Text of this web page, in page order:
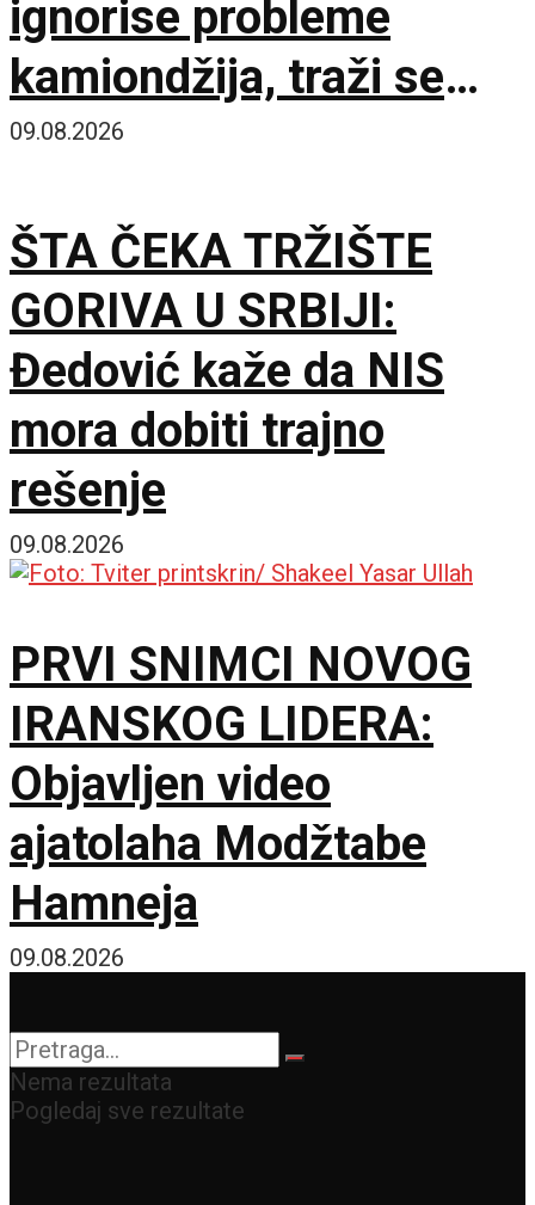
ignorise probleme
kamiondžija, traži se
hitan sastanak sa
09.08.2026
ŠTA ČEKA TRŽIŠTE
GORIVA U SRBIJI:
Đedović kaže da NIS
mora dobiti trajno
rešenje
09.08.2026
PRVI SNIMCI NOVOG
IRANSKOG LIDERA:
Objavljen video
ajatolaha Modžtabe
Hamneja
09.08.2026
Nema rezultata
Pogledaj sve rezultate